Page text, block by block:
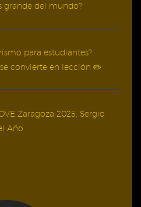
grande del mundo?
para estudiantes?
convierte en lección ✏️
Zaragoza 2025: Sergio
Año